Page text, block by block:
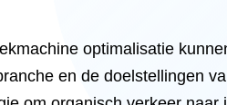
optimalisatie
en de doelstellingen